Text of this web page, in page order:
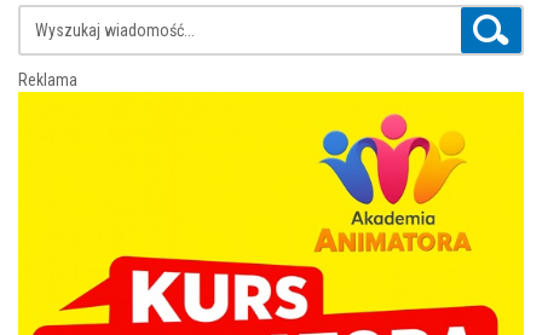
Reklama